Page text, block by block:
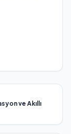
ve Akıllı